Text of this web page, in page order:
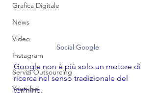
Grafica Digitale
News
Video
Instagram
Servizi Outsourcing
Youtube
Social Google
Google non è più solo un motore di
ricerca nel senso tradizionale del
termine.